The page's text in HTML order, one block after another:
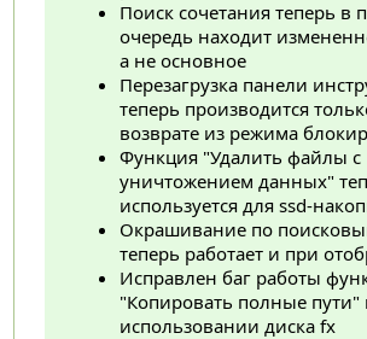
Поиск сочетания теперь в
очередь находит
а не основное
Перезагрузка панели
теперь производится
возврате из режима
Функция "Удалить файлы с
уничтожением данных"
используется для ssd-
Окрашивание по
теперь работает и при
Исправлен баг работы
"Копировать полные пути"
использовании диска fx